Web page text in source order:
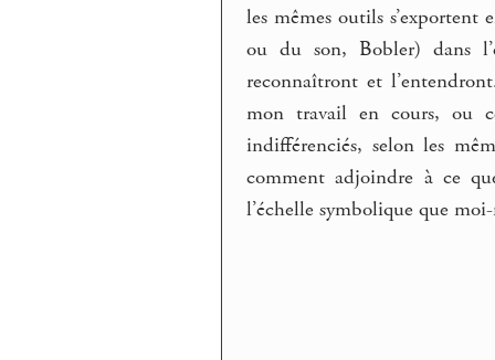
les mêmes outils s’exportent
ou du son, Bobler) dans
reconnaîtront et
mon travail en cours, ou
indifférenciés, selon les
comment adjoindre à ce
l’échelle symbolique que